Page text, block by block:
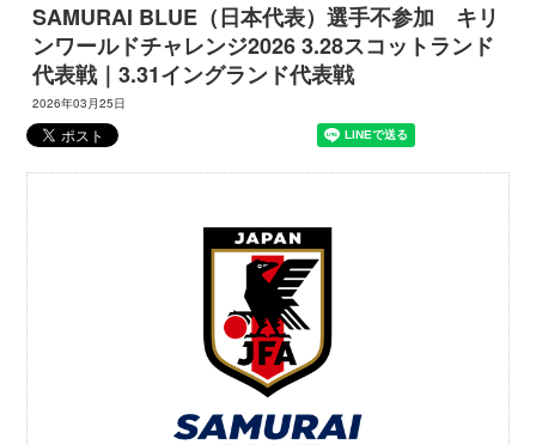
SAMURAI BLUE（日本代表）選手不参加 キリ
ンワールドチャレンジ2026 3.28スコットランド
代表戦｜3.31イングランド代表戦
2026年03月25日